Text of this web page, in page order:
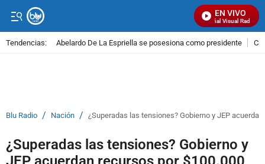
EN VIVO
Señal Visual Radio
Tendencias: Abelardo De La Espriella se posesiona como presidente
Blu Radio / Nación / ¿Superadas las tensiones? Gobierno y JEP
¿Superadas las tensiones? Gobierno y